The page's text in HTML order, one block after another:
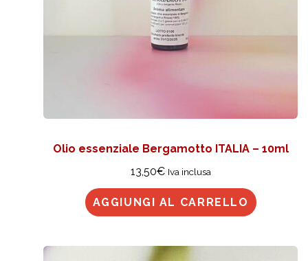
Olio essenziale Bergamotto ITALIA – 10ml
13,50€ Iva inclusa
AGGIUNGI AL CARRELLO